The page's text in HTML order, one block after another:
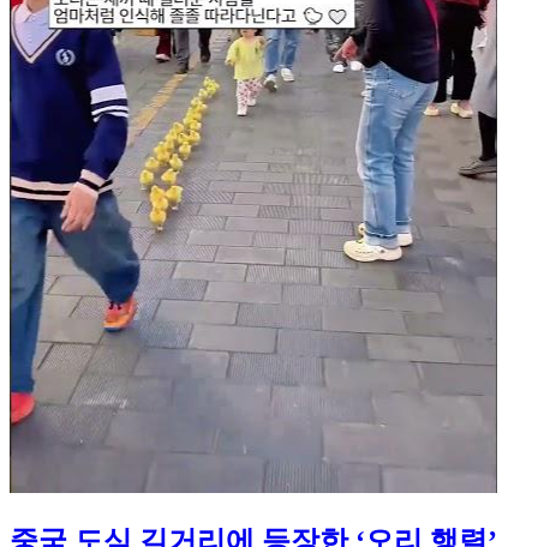
중국 도심 길거리에 등장한 ‘오리 행렬’